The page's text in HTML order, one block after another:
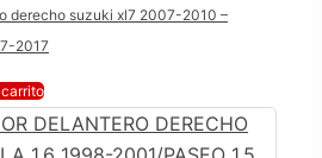
derecho suzuki xl7 2007-2010 –
2017